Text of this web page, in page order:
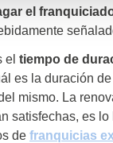
el
el tiempo de
es la duración
mismo. La
satisfechas, es
de franquicias